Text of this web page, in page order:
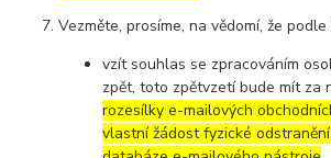
Vezměte, prosíme, na vědomí, že
vzít souhlas se zpracováním
zpět, toto zpětvzetí bude mít za
rozesílky e-mailových
vlastní žádost fyzické